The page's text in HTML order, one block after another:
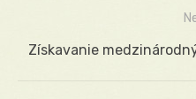
Next
Získavanie